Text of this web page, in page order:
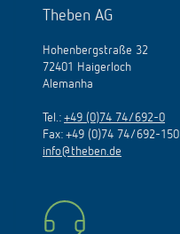
Theben AG
Hohenbergstraße 32
72401 Haigerloch
Alemanha
Tel.: +49 (0)74 74/692-0
Fax: +49 (0)74 74/692-150
info@theben.de